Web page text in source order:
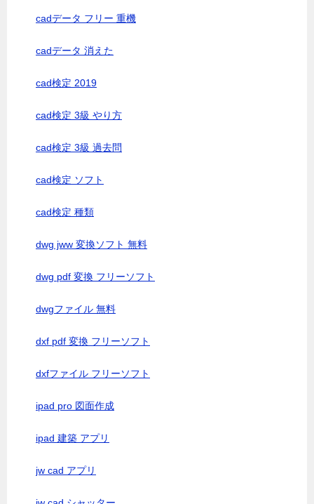
cadデータ フリー 重機
cadデータ 消えた
cad検定 2019
cad検定 3級 やり方
cad検定 3級 過去問
cad検定 ソフト
cad検定 種類
dwg jww 変換ソフト 無料
dwg pdf 変換 フリーソフト
dwgファイル 無料
dxf pdf 変換 フリーソフト
dxfファイル フリーソフト
ipad pro 図面作成
ipad 建築 アプリ
jw cad アプリ